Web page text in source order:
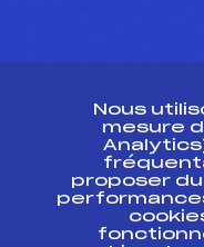
ESPACE PRESSE
Ressources
Pass’Neige
Projet sportif
Nous
mesure
proposer